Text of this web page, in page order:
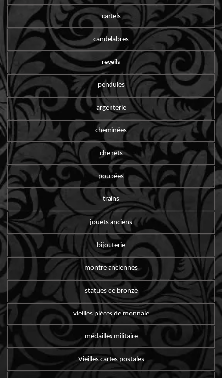
cartels
candelabres
reveils
pendules
argenterie
cheminées
chenets
poupées
trains
jouets anciens
bijouterie
montre anciennes
statues de bronze
vieilles pièces de monnaie
médailles militaire
Vieilles cartes postales